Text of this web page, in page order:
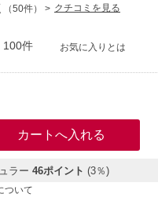
（50件） クチコミを見る
100件 お気に入りとは
ラー 46ポイント (3％)
ついて